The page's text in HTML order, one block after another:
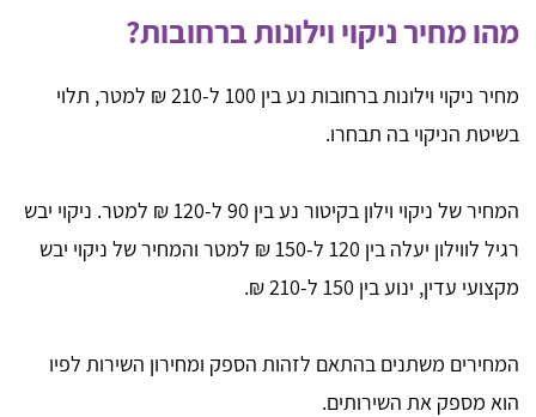
מהו מחיר ניקוי וילונות ברחובות?
מחיר ניקוי וילונות ברחובות נע בין 100 ל-210 ₪ למטר, תלוי
בשיטת הניקוי בה תבחרו.
המחיר של ניקוי וילון בקיטור נע בין 90 ל-120 ₪ למטר. ניקוי יבש
רגיל לווילון יעלה בין 120 ל-150 ₪ למטר והמחיר של ניקוי יבש
מקצועי עדין, ינוע בין 150 ל-210 ₪.
המחירים משתנים בהתאם לזהות הספק ומחירון השירות לפיו
הוא מספק את השירותים.